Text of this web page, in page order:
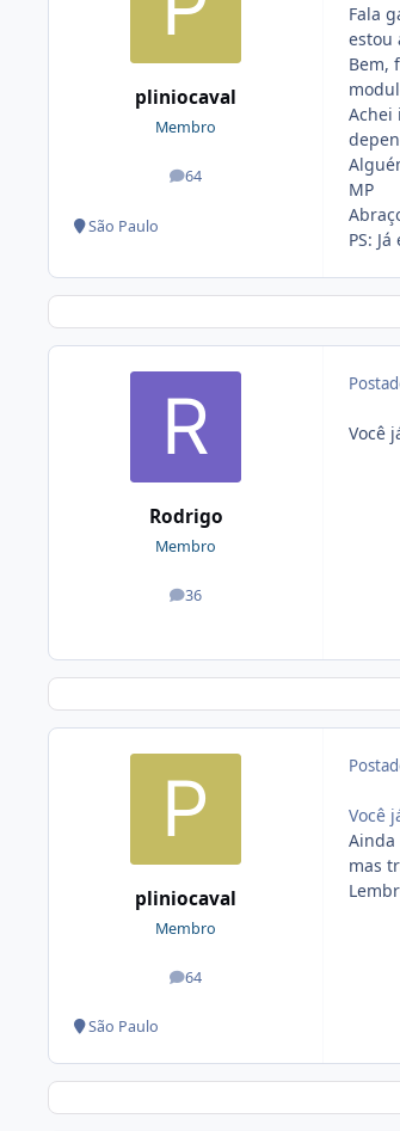
pliniocaval
Membro
64
posts
São Paulo
Fala
estou
Bem,
Achei
MP
PS:
Rodrigo
Membro
36
posts
Você
pliniocaval
Membro
64
posts
São Paulo
Você
Ainda
mas